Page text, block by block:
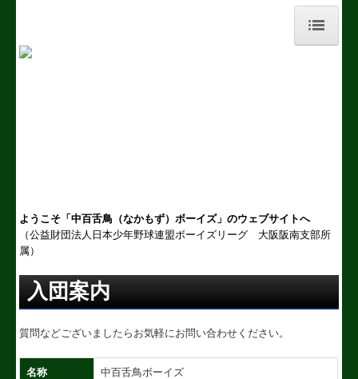
試合結果（3年生）
試合結果（1年生）
選手紹介
ようこそ「中百舌鳥（なかもず）ボーイズ」のウェブサイトへ
（公益財団法人日本少年野球連盟ボーイズリーグ 大阪阪南支部所
属）
入団案内
質問などございましたらお気軽にお問い合わせください。
名称 中百舌鳥ボーイズ